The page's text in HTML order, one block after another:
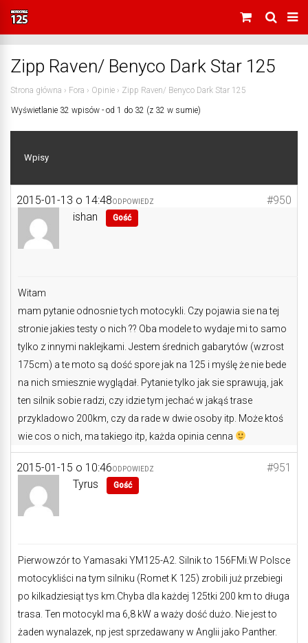
Zipp Raven/ Benyco Dark Star 125
Strona główna › Fora › Opinie › Zipp Raven/ Benyco Dark Star 125
Wyświetlanie 32 wpisów - od 1 do 32 (z 32 w sumie)
Wpisy
2015-01-13 o 14:48 #950
ODPOWIEDZ
ishan Gość
Witam
mam pytanie odnosnie tych motocykli. Czy pojawia sie na tej
stronie jakies testy o nich ?? Oba modele to wydaje mi to samo
tylko z innymi naklejkami. Jestem średnich gabarytów (wzrost
175cm) a te moto są dość spore jak na 125 i myślę że nie bede
na nich smiesznie wyglądał. Pytanie tylko jak sie sprawują, jak
ten silnik sobie radzi, czy idzie tym jechać w jakąś trase
przykladowo 200km, czy da rade w dwie osoby itp. Może ktoś
wie cos o nich, ma takiego itp, każda opinia cenna
2015-01-15 o 10:46 #951
ODPOWIEDZ
Tyrus Gość
Pierwowzór to Yamasaki YM125-A2. Silnik to 156FMi.W Polsce
motocykliści na tym silniku (Romet K 125) zrobili już przebiegi
po kilkadziesiąt tys km.Chyba dla każdej 125tki 200 km to długa
trasa. Ten motocykl ma 6,8 kW a waży dość dużo. Nie jest to
żaden wynalazek, np jest sprzedawany w Anglii jako Panther.